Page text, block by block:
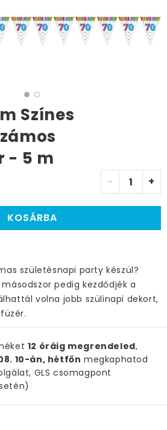
Színes
- 5 m
- +
KOSÁRBA
születésnapi party készül?
pedig kezdődjék a
volna jobb szülinapi dekort,
12 óráig megrendeled,
10-án, hétfőn megkaphatod
GLS csomagpont